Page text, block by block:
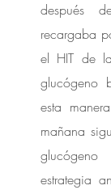
después
recargaba
el HIT de
glucógeno
esta
mañana
estrategia